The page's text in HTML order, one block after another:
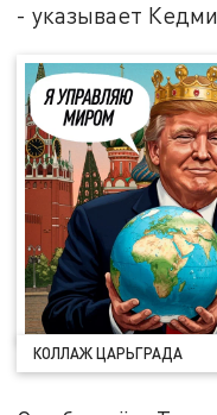
- указывает
КОЛЛАЖ ЦАРЬГРАДА